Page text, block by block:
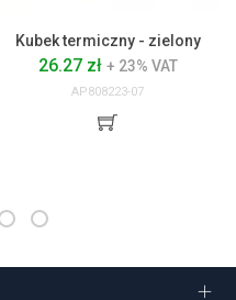
Kubek termiczny - zielony
26.27 zł + 23% VAT
AP808223-07